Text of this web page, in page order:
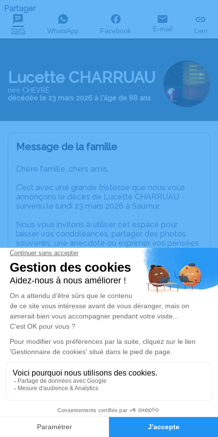
Faire-part Hommages
Partager
SMS WhatsApp Facebook E-mail Lien
Lucette CHARRUAU
née CHEVRÉ
décédée le 23 mars 2026 à l'âge de 88 ans
Message de la famille
Chère famille, chers amis,
C’est avec une grande tristesse que nous vous
annonçons le décès de Lucette CHARRUAU
survenu le lundi 23 mars 2026 à Saumur.
Nous vous invitons à utiliser cet espace pour
laisser vos condoléances, partager des photos
souvenirs, une anecdote ou exprimer vos pensées
à travers des poèmes ou des textes. Cet endroit
est un lieu d'expression dédié à honorer la
mémoire de Lucette CHARRUAU.
Un service de plantation d’arbre hommage est
disponible ici.
Cérémonie religieuse
samedi 28 mars 2026 à 10h30
Église de Saint-Clément-des-Levées
49350 Saint-Clément-des-Levées
Je rends hommage